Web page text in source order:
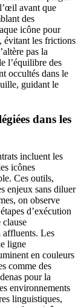
avant que
des
icône pour
évitant les frictions
pas la
l’équilibre des
occultés dans le
guidant le
dans les
incluent les
icônes
Ces outils,
enjeux sans diluer
on observe
d’exécution
clause
affluents. Les
ligne
en couleurs
comme des
pour la
environnements
linguistiques,